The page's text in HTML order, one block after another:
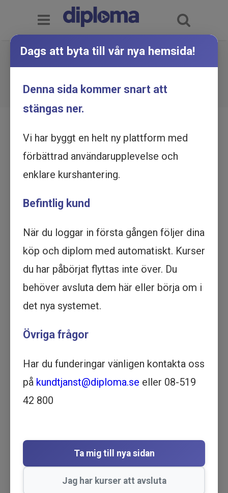
Tips och trix i Word - Utbildning online
Köp - 1 995 kr
Prova ett delmoment
Tips och trix i Word - Utbildning
online
Motsvarar ½ dag lärarledd
Beskrivning
I den här kursen får du lära dig smarta
funktioner, genvägar och dolda knep som gör
arbetar med formatering,
innehållsförteckningar, tabeller, SmartArt,
Dags att byta till vår nya hemsida!
Denna sida kommer snart att
stängas ner.
Vi har byggt en helt ny plattform med
förbättrad användarupplevelse och
enklare kurshantering.
Befintlig kund
När du loggar in första gången följer dina
köp och diplom med automatiskt. Kurser
du har påbörjat flyttas inte över. Du
behöver avsluta dem här eller börja om i
det nya systemet.
Övriga frågor
Har du funderingar vänligen kontakta oss
på kundtjanst@diploma.se eller 08-519
42 800
Ta mig till nya sidan
Jag har kurser att avsluta